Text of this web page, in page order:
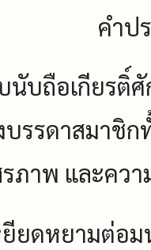
คำป
นับถือเกียรติ์
บรรดาสมาชิ
ภาพ และคว
ยียดหยามต่อ